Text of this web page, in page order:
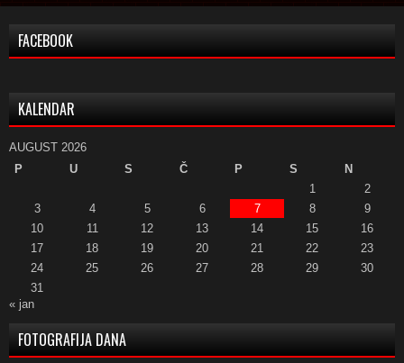
FACEBOOK
KALENDAR
AUGUST 2026
P
U S Č P S
N
1
2
3
4 5 6 7 8
9
10
11 12 13 14 15
16
17
18 19 20 21 22
23
24
25 26 27 28 29
30
31
« jan
FOTOGRAFIJA DANA